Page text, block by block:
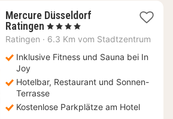
Mercure Düsseldorf
Ratingen 2
Nächte
64
, 4 Sterne
Ratingen · 6.3 Km vom Stadtzentrum
Inklusive Fitness und Sauna bei In
Joy
Hotelbar, Restaurant und Sonnen-
Terrasse
Kostenlose Parkplätze am Hotel